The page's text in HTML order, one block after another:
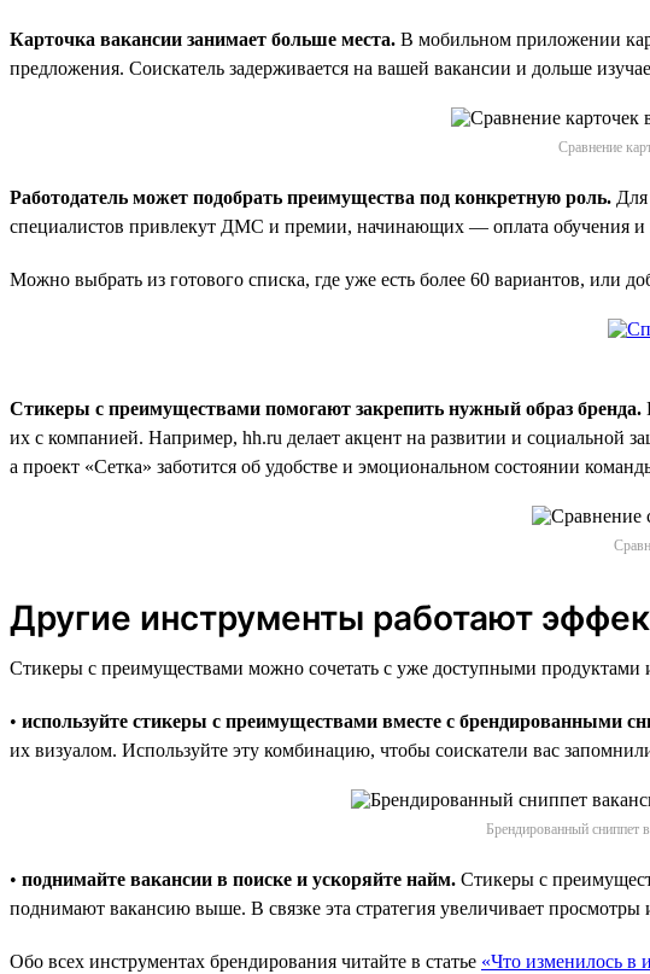
Карточка вакансии занимает больше места. В мобильном приложении
предложения. Соискатель задерживается на вашей вакансии и дольше
Сравнение
Работодатель может подобрать преимущества под конкретную роль.
специалистов привлекут ДМС и премии, начинающих — оплата обучения и
Можно выбрать из готового списка, где уже есть более 60 вариантов, или
Стикеры с преимуществами помогают закрепить нужный образ бренда.
их с компанией. Например, hh.ru делает акцент на развитии и социальной
а проект «Сетка» заботится об удобстве и эмоциональном состоянии
Другие инструменты работают
Стикеры с преимуществами можно сочетать с уже доступными продуктами
• используйте стикеры с преимуществами вместе с брендированными
их визуалом. Используйте эту комбинацию, чтобы соискатели вас
Брендированный сниппет
• поднимайте вакансии в поиске и ускоряйте найм. Стикеры с
поднимают вакансию выше. В связке эта стратегия увеличивает просмотры
Обо всех инструментах брендирования читайте в статье «Что изменилось в